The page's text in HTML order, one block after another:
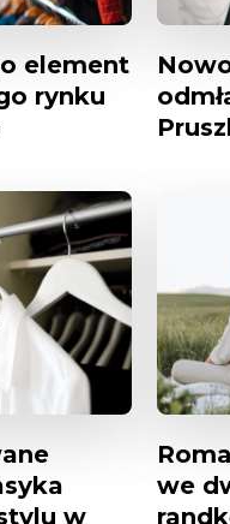
element
rynku
w
we